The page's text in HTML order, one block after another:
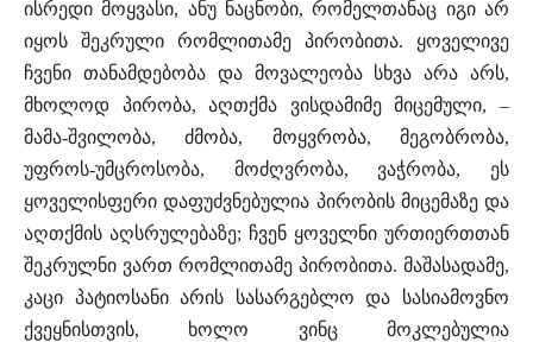
ისრედი მოყვასი, ანუ ნაცნობი, რომელთანაც იგი არ
იყოს შეკრული რომლითამე პირობითა. ყოველივე
ჩვენი თანამდებობა და მოვალეობა სხვა არა არს,
მხოლოდ პირობა, აღთქმა ვისდამიმე მიცემული, –
მამა-შვილობა, ძმობა, მოყვრობა, მეგობრობა,
უფროს-უმცროსობა, მოძღვრობა, ვაჭრობა, ეს
ყოველისფერი დაფუძვნებულია პირობის მიცემაზე და
აღთქმის აღსრულებაზე; ჩვენ ყოველნი ურთიერთთან
შეკრულნი ვართ რომლითამე პირობითა. მაშასადამე,
კაცი პატიოსანი არის სასარგებლო და სასიამოვნო
ქვეყნისთვის, ხოლო ვინც მოკლებულია